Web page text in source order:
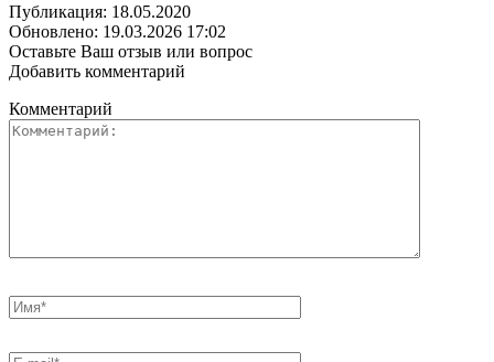
Публикация: 18.05.2020
Обновлено: 19.03.2026 17:02
Оставьте Ваш отзыв или вопрос
Добавить комментарий
Комментарий